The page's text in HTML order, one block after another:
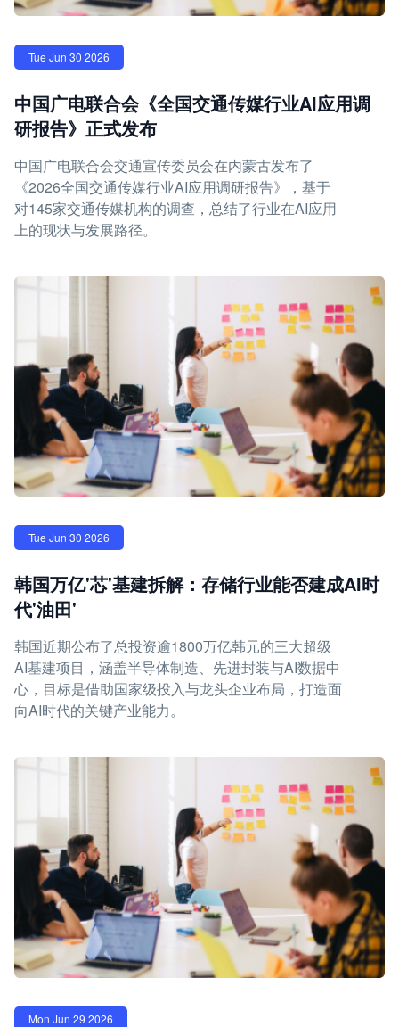
Tue Jun 30 2026
中国广电联合会《全国交通传媒行业AI应用调
研报告》正式发布
中国广电联合会交通宣传委员会在内蒙古发布了
《2026全国交通传媒行业AI应用调研报告》，基于
对145家交通传媒机构的调查，总结了行业在AI应用
上的现状与发展路径。
Tue Jun 30 2026
韩国万亿'芯'基建拆解：存储行业能否建成AI时
代'油田'
韩国近期公布了总投资逾1800万亿韩元的三大超级
AI基建项目，涵盖半导体制造、先进封装与AI数据中
心，目标是借助国家级投入与龙头企业布局，打造面
向AI时代的关键产业能力。
Mon Jun 29 2026